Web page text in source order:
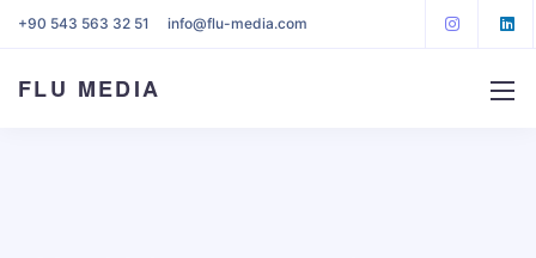
+90 543 563 32 51 info@flu-media.com
FLU MEDIA